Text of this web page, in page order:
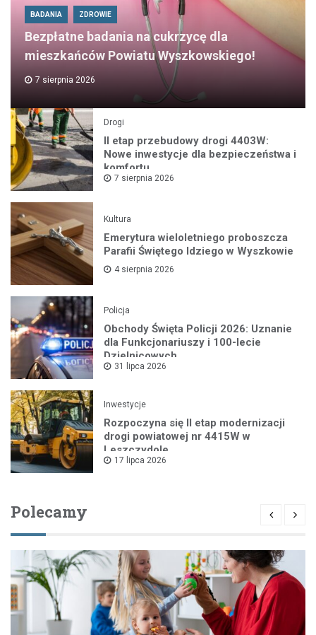
BADANIA ZDROWIE
Bezpłatne badania na cukrzycę dla
mieszkańców Powiatu Wyszkowskiego!
7 sierpnia 2026
Drogi
II etap przebudowy drogi 4403W:
Nowe inwestycje dla bezpieczeństwa i
komfortu
7 sierpnia 2026
Kultura
Emerytura wieloletniego proboszcza
Parafii Świętego Idziego w Wyszkowie
4 sierpnia 2026
Policja
Obchody Święta Policji 2026: Uznanie
dla Funkcjonariuszy i 100-lecie
Dzielnicowych
31 lipca 2026
Inwestycje
Rozpoczyna się II etap modernizacji
drogi powiatowej nr 4415W w
Leszczydole
17 lipca 2026
Polecamy